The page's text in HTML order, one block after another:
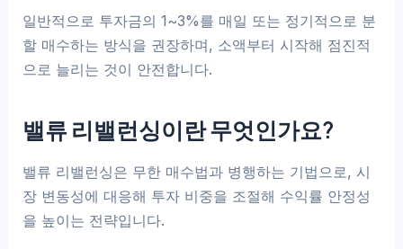
일반적으로 투자금의 1~3%를 매일 또는 정기적으로 분
할 매수하는 방식을 권장하며, 소액부터 시작해 점진적
으로 늘리는 것이 안전합니다.
밸류 리밸런싱이란 무엇인가요?
밸류 리밸런싱은 무한 매수법과 병행하는 기법으로, 시
장 변동성에 대응해 투자 비중을 조절해 수익률 안정성
을 높이는 전략입니다.